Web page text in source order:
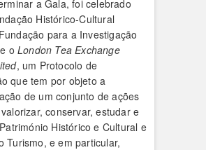
a Gala, foi celebrado
Histórico-Cultural
para a Investigação
o London Tea Exchange
, um Protocolo de
que tem por objeto a
de um conjunto de ações
conservar, estudar e
Histórico e Cultural e
Turismo, e em particular,